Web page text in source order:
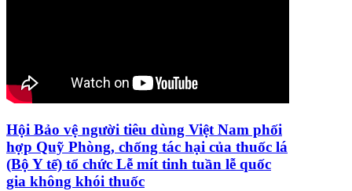
Hội Bảo vệ người tiêu dùng Việt Nam phối
hợp Quỹ Phòng, chống tác hại của thuốc lá
(Bộ Y tế) tổ chức Lễ mít tinh tuần lễ quốc
gia không khói thuốc